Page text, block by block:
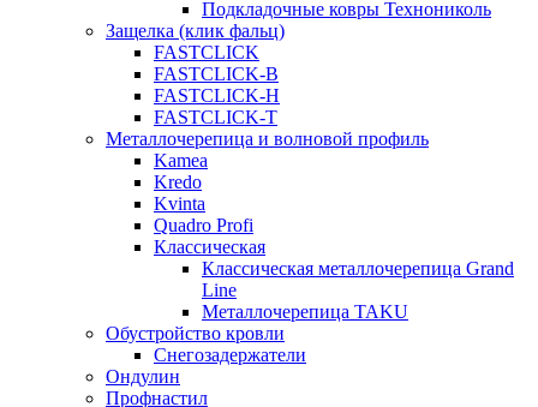
Подкладочные ковры Технониколь
Защелка (клик фальц)
FASTCLICK
FASTCLICK-B
FASTCLICK-H
FASTCLICK-T
Металлочерепица и волновой профиль
Kamea
Kredo
Kvinta
Quadro Profi
Классическая
Классическая металлочерепица Grand
Line
Металлочерепица TAKU
Обустройство кровли
Снегозадержатели
Ондулин
Профнастил